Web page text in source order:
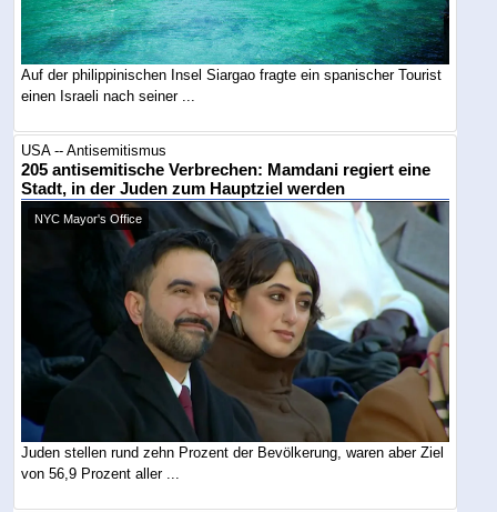
Auf der philippinischen Insel Siargao fragte ein spanischer Tourist
einen Israeli nach seiner ...
USA -- Antisemitismus
205 antisemitische Verbrechen: Mamdani regiert eine
Stadt, in der Juden zum Hauptziel werden
NYC Mayor's Office
Juden stellen rund zehn Prozent der Bevölkerung, waren aber Ziel
von 56,9 Prozent aller ...